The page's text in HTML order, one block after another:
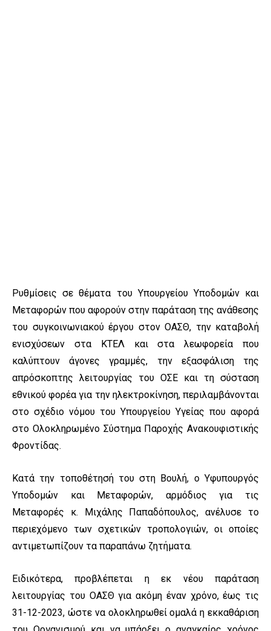
Ρυθμίσεις σε θέματα του Υπουργείου Υποδομών και
Μεταφορών που αφορούν στην παράταση της ανάθεσης
του συγκοινωνιακού έργου στον ΟΑΣΘ, την καταβολή
ενισχύσεων στα ΚΤΕΛ και στα λεωφορεία που
καλύπτουν άγονες γραμμές, την εξασφάλιση της
απρόσκοπτης λειτουργίας του ΟΣΕ και τη σύσταση
εθνικού φορέα για την ηλεκτροκίνηση, περιλαμβάνονται
στο σχέδιο νόμου του Υπουργείου Υγείας που αφορά
στο Ολοκληρωμένο Σύστημα Παροχής Ανακουφιστικής
Φροντίδας.
Κατά την τοποθέτησή του στη Βουλή, ο Υφυπουργός
Υποδομών και Μεταφορών, αρμόδιος για τις
Μεταφορές κ. Μιχάλης Παπαδόπουλος, ανέλυσε το
περιεχόμενο των σχετικών τροπολογιών, οι οποίες
αντιμετωπίζουν τα παραπάνω ζητήματα.
Ειδικότερα, προβλέπεται η εκ νέου παράταση
λειτουργίας του ΟΑΣΘ για ακόμη έναν χρόνο, έως τις
31-12-2023, ώστε να ολοκληρωθεί ομαλά η εκκαθάριση